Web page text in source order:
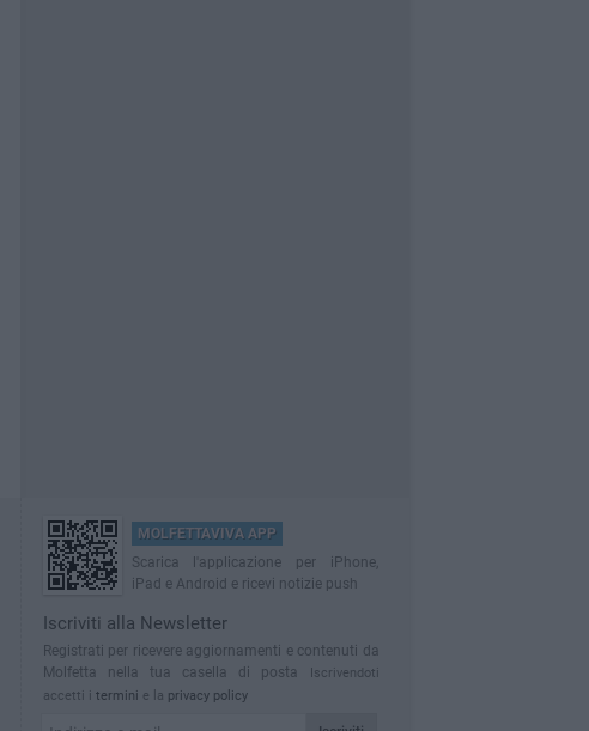
MOLFETTAVIVA APP
Scarica l'applicazione per iPhone,
iPad e Android e ricevi notizie push
Iscriviti alla Newsletter
Registrati per ricevere aggiornamenti e contenuti da
Molfetta nella tua casella di posta
Iscrivendoti
accetti i termini e la privacy policy